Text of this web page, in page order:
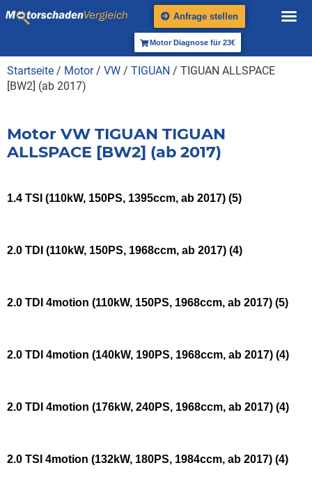
Anfrage stellen
Motor Diagnose für 23€
Startseite / Motor/ VW / TIGUAN / TIGUAN ALLSPACE
[BW2] (ab 2017)
Motor VW TIGUAN TIGUAN
ALLSPACE [BW2] (ab 2017)
1.4 TSI (110kW, 150PS, 1395ccm, ab 2017) (5)
2.0 TDI (110kW, 150PS, 1968ccm, ab 2017) (4)
2.0 TDI 4motion (110kW, 150PS, 1968ccm, ab 2017) (5)
2.0 TDI 4motion (140kW, 190PS, 1968ccm, ab 2017) (4)
2.0 TDI 4motion (176kW, 240PS, 1968ccm, ab 2017) (4)
2.0 TSI 4motion (132kW, 180PS, 1984ccm, ab 2017) (4)